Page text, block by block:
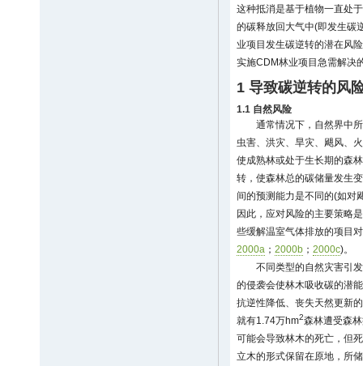
这种抵消是基于植物一直处
的碳释放回大气中(即发生碳
业项目发生碳逆转的潜在风
实施CDM林业项目急需解决
1 导致碳逆转的风
1.1 自然风险
通常情况下，自然界中
虫害、洪灾、旱灾、飓风、
使成熟林或处于生长期的森
转，使森林总的碳储量发生
间的预测能力是不同的(如对
因此，应对风险的主要策略
些缓解温室气体排放的项目
2000a ； 2000b ； 2000c)。
不同类型的自然灾害引
的侵袭会使林木吸收碳的潜
抗逆性降低、丧失天然更新
就有1.74万hm2森林遭受森
可能会导致林木的死亡，但
立木的形式保留在原地，所